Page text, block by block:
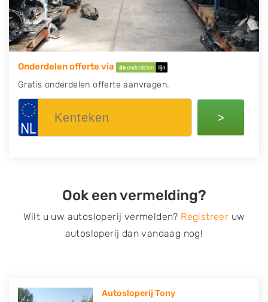
Onderdelen offerte via
Gratis onderdelen offerte aanvragen.
>
Ook een vermelding?
Wilt u uw autosloperij vermelden? Registreer uw
autosloperij dan vandaag nog!
Autosloperij Tony